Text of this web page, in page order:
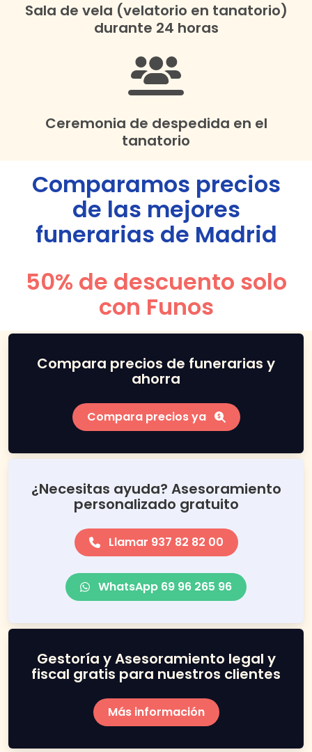
Sala de vela (velatorio en tanatorio)
durante 24 horas
Ceremonia de despedida en el
tanatorio
Comparamos precios
de las mejores
funerarias de Madrid
50% de descuento solo
con Funos
Compara precios de funerarias y
ahorra
Compara precios ya
¿Necesitas ayuda? Asesoramiento
personalizado gratuito
Llamar 937 82 82 00
WhatsApp 69 96 265 96
Gestoría y Asesoramiento legal y
fiscal gratis para nuestros clientes
Más información